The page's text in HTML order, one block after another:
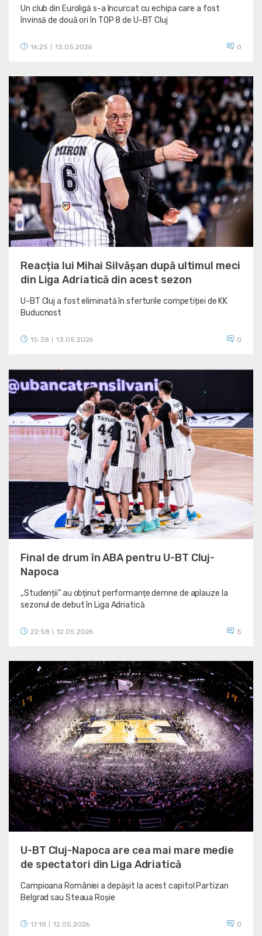
Un club din Euroligă s-a încurcat cu echipa care a fost
învinsă de două ori în TOP 8 de U-BT Cluj
16:25 13.05.2026 0
Reacția lui Mihai Silvășan după ultimul meci
din Liga Adriatică din acest sezon
U-BT Cluj a fost eliminată în sferturile competiției de KK
Buducnost
15:38 13.05.2026 0
Final de drum în ABA pentru U-BT Cluj-
Napoca
„Studenții” au obținut performanțe demne de aplauze la
sezonul de debut în Liga Adriatică
22:58 12.05.2026 5
U-BT Cluj-Napoca are cea mai mare medie
de spectatori din Liga Adriatică
Campioana României a depășit la acest capitol Partizan
Belgrad sau Steaua Roșie
17:18 12.05.2026 0